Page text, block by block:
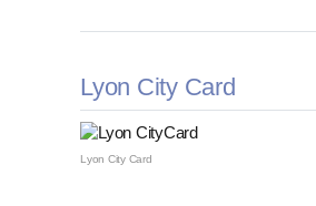
Lyon City Card
Lyon City Card